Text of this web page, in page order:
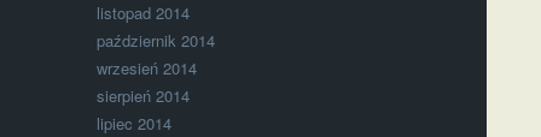
listopad 2014
październik 2014
wrzesień 2014
sierpień 2014
lipiec 2014